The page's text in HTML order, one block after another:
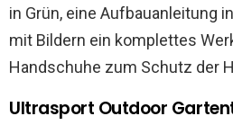
in Grün, eine Aufbauanleitung
mit Bildern ein komplettes
Handschuhe zum Schutz der
Ultrasport Outdoor